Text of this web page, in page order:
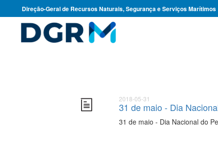
Direção-Geral de Recursos Naturais, Segurança e Serviços Marítimos
2018-05-31
31 de maio - Dia
31 de maio - Dia Nacional do